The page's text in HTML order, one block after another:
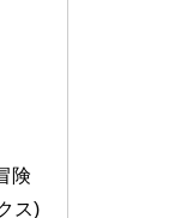
険
ス)